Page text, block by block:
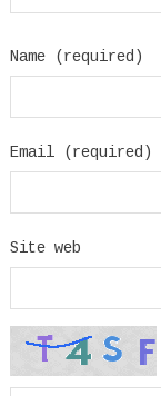
Name (required)
Email (required)
Site web